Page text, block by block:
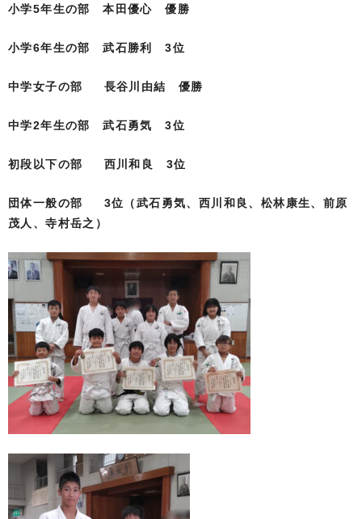
小学5年生の部 本田優心 優勝
小学6年生の部 武石勝利 3位
中学女子の部 長谷川由結 優勝
中学2年生の部 武石勇気 3位
初段以下の部 西川和良 3位
団体一般の部 3位（武石勇気、西川和良、松林康生、前原
茂人、寺村岳之）